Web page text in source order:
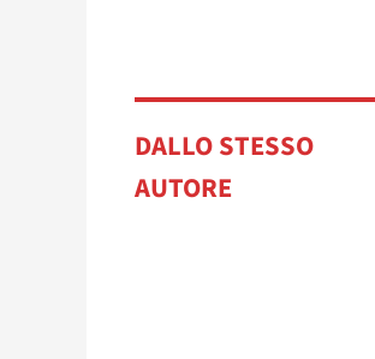
DALLO STESSO
AUTORE